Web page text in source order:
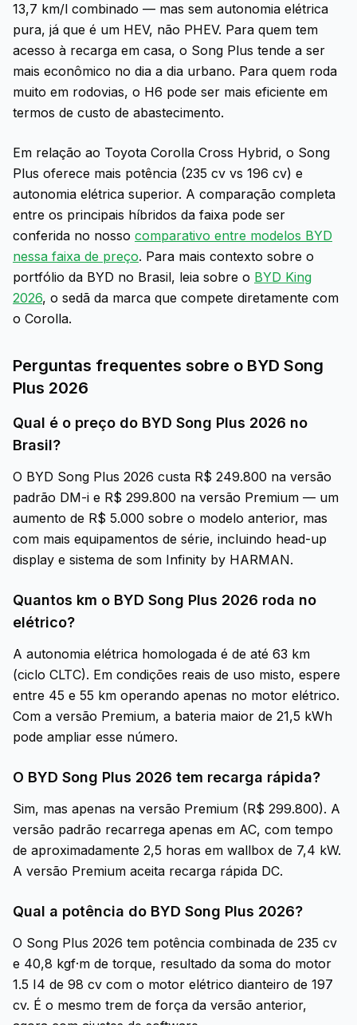
13,7 km/l combinado — mas sem autonomia elétrica
pura, já que é um HEV, não PHEV. Para quem tem
acesso à recarga em casa, o Song Plus tende a ser
mais econômico no dia a dia urbano. Para quem roda
muito em rodovias, o H6 pode ser mais eficiente em
termos de custo de abastecimento.
Em relação ao Toyota Corolla Cross Hybrid, o Song
Plus oferece mais potência (235 cv vs 196 cv) e
autonomia elétrica superior. A comparação completa
entre os principais híbridos da faixa pode ser
conferida no nosso comparativo entre modelos BYD
nessa faixa de preço. Para mais contexto sobre o
portfólio da BYD no Brasil, leia sobre o BYD King
2026, o sedã da marca que compete diretamente com
o Corolla.
Perguntas frequentes sobre o BYD Song
Plus 2026
Qual é o preço do BYD Song Plus 2026 no
Brasil?
O BYD Song Plus 2026 custa R$ 249.800 na versão
padrão DM-i e R$ 299.800 na versão Premium — um
aumento de R$ 5.000 sobre o modelo anterior, mas
com mais equipamentos de série, incluindo head-up
display e sistema de som Infinity by HARMAN.
Quantos km o BYD Song Plus 2026 roda no
elétrico?
A autonomia elétrica homologada é de até 63 km
(ciclo CLTC). Em condições reais de uso misto, espere
entre 45 e 55 km operando apenas no motor elétrico.
Com a versão Premium, a bateria maior de 21,5 kWh
pode ampliar esse número.
O BYD Song Plus 2026 tem recarga rápida?
Sim, mas apenas na versão Premium (R$ 299.800). A
versão padrão recarrega apenas em AC, com tempo
de aproximadamente 2,5 horas em wallbox de 7,4 kW.
A versão Premium aceita recarga rápida DC.
Qual a potência do BYD Song Plus 2026?
O Song Plus 2026 tem potência combinada de 235 cv
e 40,8 kgf·m de torque, resultado da soma do motor
1.5 I4 de 98 cv com o motor elétrico dianteiro de 197
cv. É o mesmo trem de força da versão anterior,